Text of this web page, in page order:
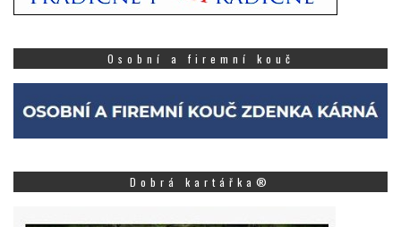
Osobní a firemní kouč
Dobrá kartářka®